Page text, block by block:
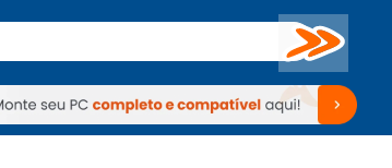
Buscar
Periféricos TV Venda no KaBuM!
TV Venda no KaBuM!